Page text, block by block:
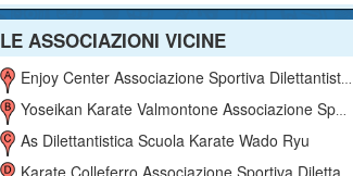
LE ASSOCIAZIONI VICINE
Enjoy Center Associazione Sportiva Dilettantistica
Yoseikan Karate Valmontone Associazione Sportiva Dilettantistica
As Dilettantistica Scuola Karate Wado Ryu
Karate Colleferro Associazione Sportiva Dilettantistica